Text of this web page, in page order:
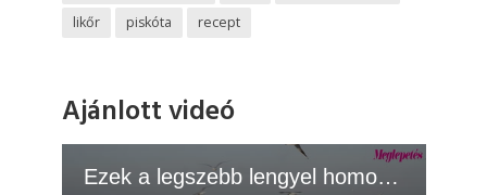
likőr
piskóta recept
Ajánlott videó
Ezek a legszebb lengyel homokos tengerpartok